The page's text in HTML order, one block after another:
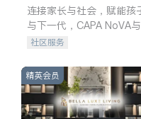
连接家长与社会，赋能孩
与下一代，CAPA NoVA
携手建设包容、公平、充满
社区服务
精英会员